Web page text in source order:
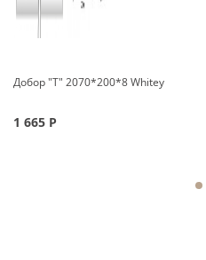
Добор "Т" 2070*200*8 Whitey
1 665 Р